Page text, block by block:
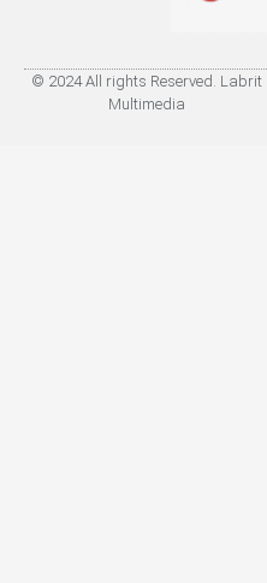
© 2024 All rights Reserved. Labrit
Multimedia